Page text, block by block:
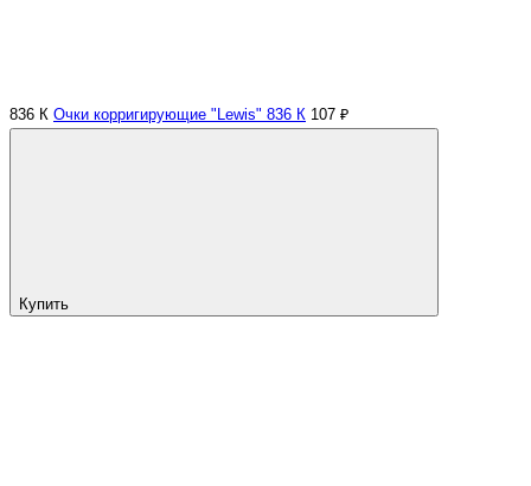
836 К Очки корригирующие "Lewis" 836 К 107 ₽
Купить